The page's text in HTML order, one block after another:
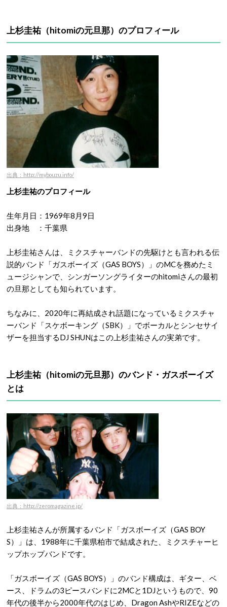
上杉圭祐（hitomiの元旦那）のプロフィール
出典：http://mybouzu.info/
上杉圭祐のプロフィール
生年月日：1969年8月9日
出身地 ：千葉県
上杉圭祐さんは、ミクスチャーバンドの先駆けとも言われる伝
説的バンド「ガスボーイズ（GAS BOYS）」のMCを務めたミ
ュージシャンで、シンガーソングライターのhitomiさんの最初
の旦那としても知られています。
ちなみに、2020年に再結成され話題になっているミクスチャ
ーバンド「スケボーキング（SBK）」でボーカルとシンセサイ
ザーを担当するDJ SHUNはこの上杉圭祐さんの実弟です。
上杉圭祐（hitomiの元旦那）のバンド・ガスボーイズ
とは
出典：http://zeromagazine.jp/
上杉圭祐さんが所属するバンド「ガスボーイズ（GAS BOY
S）」は、1988年に千葉県柏市で結成された、ミクスチャーヒ
ップホップバンドです。
「ガスボーイズ（GAS BOYS）」のバンド構成は、ギター、ベ
ース、ドラムの3ピースバンドに2MCと1DJというもので、90
年代の後半から2000年代のはじめ、Dragon AshやRIZEなどの